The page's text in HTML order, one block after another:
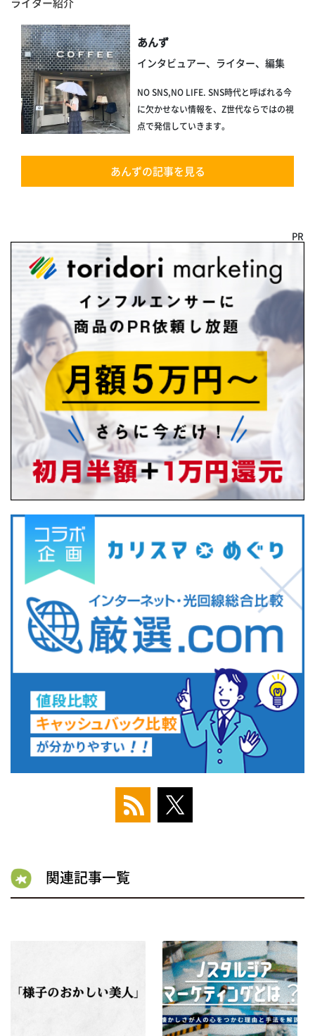
あんず
インタビュアー、ライター、編集
NO SNS,NO LIFE. SNS時代と呼ばれる今
に欠かせない情報を、Z世代ならではの視
点で発信していきます。
あんずの記事を見る
PR
関連記事一覧